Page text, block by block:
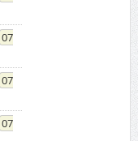
07
07
07